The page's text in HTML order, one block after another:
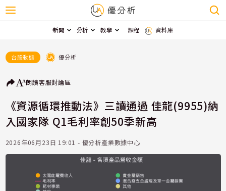
新聞 分析 教學 課程 資料庫
台股動態 優分析
朗讀客服討論區
《資源循環推動法》三讀通過 佳龍(9955)納
入國家隊 Q1毛利率創50季新高
2026年06月23日 19:01 - 優分析產業數據中心